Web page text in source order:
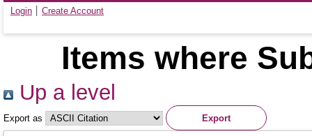
Login
Create Account
Items where
Up a level
Export as